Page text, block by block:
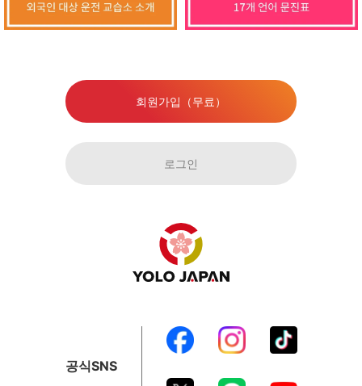
회원가입（무료）
로그인
공식SNS